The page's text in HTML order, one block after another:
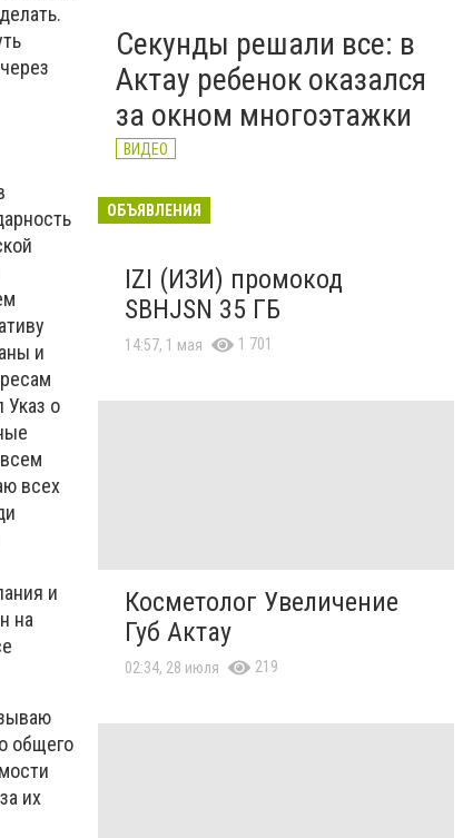
и
Указ о
всех
и
на
общего
их
Секунды решали все: в
Актау ребенок оказался
за окном многоэтажки
ВИДЕО
ОБЪЯВЛЕНИЯ
IZI (ИЗИ) промокод
SBHJSN 35 ГБ
14:57, 1 мая 1 701
Косметолог Увеличение
Губ Актау
02:34, 28 июля 219